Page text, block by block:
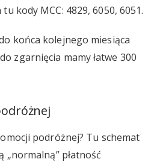
kody MCC: 4829, 6050, 6051.
końca kolejnego miesiąca
zgarnięcia mamy łatwe 300
podróżnej? Tu schemat
„normalną” płatność